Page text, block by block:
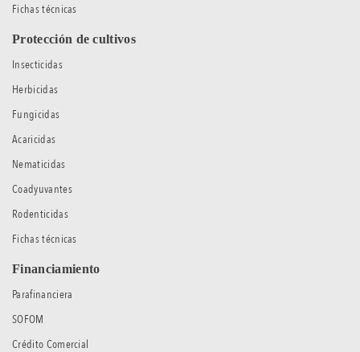
Fichas técnicas
Protección de cultivos
Insecticidas
Herbicidas
Fungicidas
Acaricidas
Nematicidas
Coadyuvantes
Rodenticidas
Fichas técnicas
Financiamiento
Parafinanciera
SOFOM
Crédito Comercial